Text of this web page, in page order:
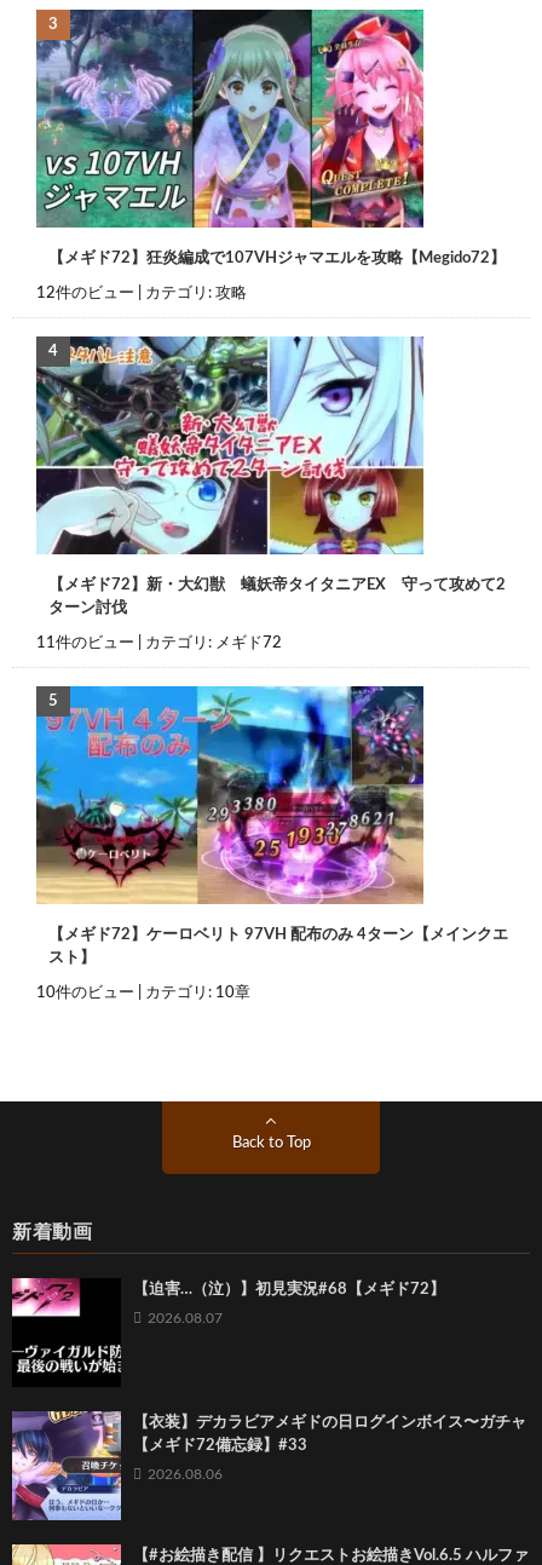
【メギド72】狂炎編成で107VHジャマエルを攻略【Megido72】
12件のビュー カテゴリ: 攻略
【メギド72】新・大幻獣 蟻妖帝タイタニアEX 守って攻めて2
ターン討伐
11件のビュー カテゴリ: メギド72
【メギド72】ケーロベリト 97VH 配布のみ 4ターン【メインクエ
スト】
10件のビュー カテゴリ: 10章
Back to Top
新着動画
【迫害…（泣）】初見実況#68【メギド72】
2026.08.07
【衣装】デカラビアメギドの日ログインボイス〜ガチャ
【メギド72備忘録】#33
2026.08.06
【#お絵描き配信 】リクエストお絵描きVol.6.5 ハルファ